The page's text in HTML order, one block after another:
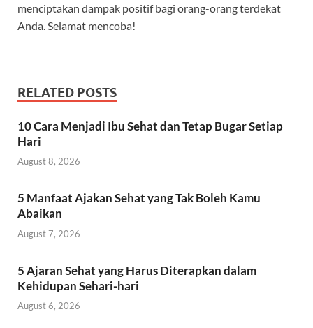
menciptakan dampak positif bagi orang-orang terdekat
Anda. Selamat mencoba!
RELATED POSTS
10 Cara Menjadi Ibu Sehat dan Tetap Bugar Setiap
Hari
August 8, 2026
5 Manfaat Ajakan Sehat yang Tak Boleh Kamu
Abaikan
August 7, 2026
5 Ajaran Sehat yang Harus Diterapkan dalam
Kehidupan Sehari-hari
August 6, 2026